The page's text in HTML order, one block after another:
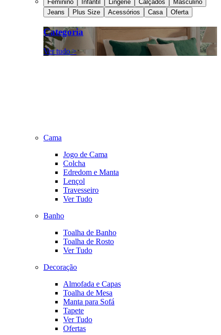
Feminino Infantil Lingerie Calçados
Masculino
Jeans
Plus Size Acessórios Casa Oferta
Categoria
Ver tudo >
Cama
Jogo de Cama
Colcha
Edredom e Manta
Lençol
Travesseiro
Ver Tudo
Banho
Toalha de Banho
Toalha de Rosto
Ver Tudo
Decoração
Almofada e Capas
Toalha de Mesa
Manta para Sofá
Tapete
Ver Tudo
Ofertas